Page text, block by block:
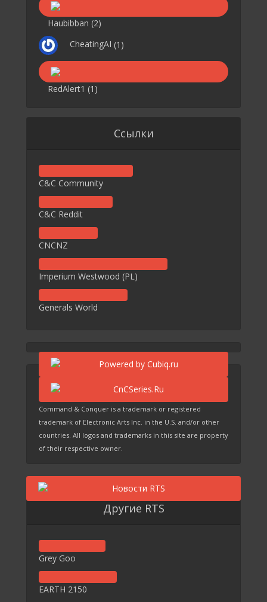
Haubibban (2)
CheatingAI (1)
RedAlert1 (1)
Ссылки
C&C Community
C&C Reddit
CNCNZ
Imperium Westwood (PL)
Generals World
Command & Conquer is a trademark or registered
trademark of Electronic Arts Inc. in the U.S. and/or other
countries. All logos and trademarks in this site are property
of their respective owner.
Другие RTS
Grey Goo
EARTH 2150